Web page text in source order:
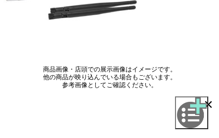
商品画像・店頭での展示画像はイメージです。
他の商品が映り込んでいる場合もございます。
参考画像としてご確認ください。
×